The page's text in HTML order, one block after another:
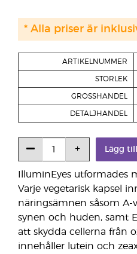
IlluminEyes utformades
Varje vegetarisk kapsel
näringsämnen såsom
synen och huden, samt
att skydda cellerna från
innehåller lutein och
ARTIKELNUMMER
STORLEK
GROSSHANDEL
DETALJHANDEL
Lägg
* Alla priser är